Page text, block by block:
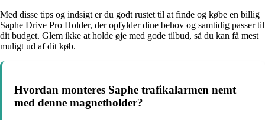
Med disse tips og indsigt er du godt rustet til at finde og købe en billig
Saphe Drive Pro Holder, der opfylder dine behov og samtidig passer til
dit budget. Glem ikke at holde øje med gode tilbud, så du kan få mest
muligt ud af dit køb.
Hvordan monteres Saphe trafikalarmen nemt
med denne magnetholder?